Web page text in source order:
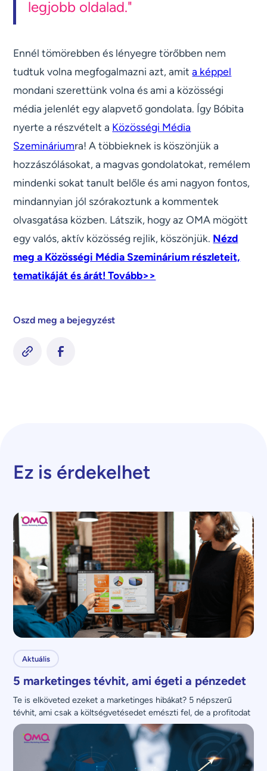
legjobb oldalad."
Ennél tömörebben és lényegre törőbben nem
tudtuk volna megfogalmazni azt, amita képpel
mondani szerettünk volna és ami a közösségi
média jelenlét egy alapvető gondolata. Így Bóbita
nyerte a részvételt a Közösségi Média
Szemináriumra! A többieknek is köszönjük a
hozzászólásokat, a magvas gondolatokat, remélem
mindenki sokat tanult belőle és ami nagyon fontos,
mindannyian jól szórakoztunk a kommentek
olvasgatása közben. Látszik, hogy az OMA mögött
egy valós, aktív közösség rejlik, köszönjük. Nézd
meg a Közösségi Média Szeminárium részleteit,
tematikáját és árát! Tovább>>
Oszd meg a bejegyzést
Ez is érdekelhet
Aktuális
5 marketinges tévhit, ami égeti a pénzedet
Te is elköveted ezeket a marketinges hibákat? 5 népszerű
tévhit, ami csak a költségvetésedet emészti fel, de a profitodat
nem növeli.